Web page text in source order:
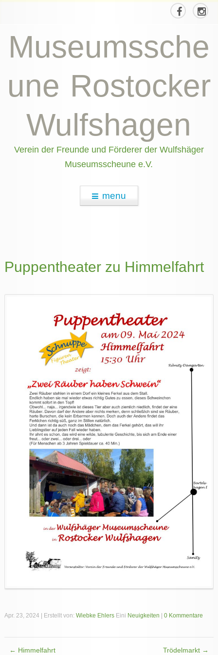
Museumssche
une Rostocker
Wulfshagen
Verein der Freunde und Förderer der Wulfshäger
Museumsscheune e.V.
menu
Puppentheater zu Himmelfahrt
Apr. 23, 2024 | Erstellt von: Wiebke EhlersEini Neuigkeiten 0 Kommentare
← Himmelfahrt Trödelmarkt →